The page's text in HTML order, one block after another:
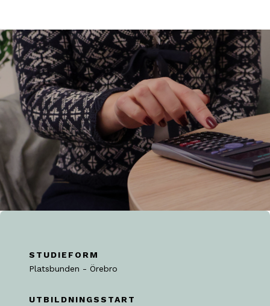
STUDIEFORM
Platsbunden - Örebro
UTBILDNINGSSTART